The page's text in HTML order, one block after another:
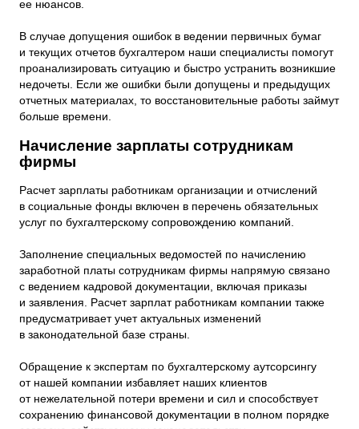
ее нюансов.
В случае допущения ошибок в ведении первичных бумаг
и текущих отчетов бухгалтером наши специалисты помогут
проанализировать ситуацию и быстро устранить возникшие
недочеты. Если же ошибки были допущены и предыдущих
отчетных материалах, то восстановительные работы займут
больше времени.
Начисление зарплаты сотрудникам
фирмы
Расчет зарплаты работникам организации и отчислений
в социальные фонды включен в перечень обязательных
услуг по бухгалтерскому сопровождению компаний.
Заполнение специальных ведомостей по начислению
заработной платы сотрудникам фирмы напрямую связано
с ведением кадровой документации, включая приказы
и заявления. Расчет зарплат работникам компании также
предусматривает учет актуальных изменений
в законодательной базе страны.
Обращение к экспертам по бухгалтерскому аутсорсингу
от нашей компании избавляет наших клиентов
от нежелательной потери времени и сил и способствует
сохранению финансовой документации в полном порядке